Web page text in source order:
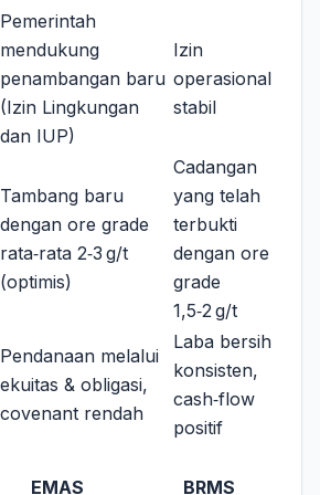
Pemerintah
mendukung
penambangan baru
(Izin Lingkungan
dan IUP)
Izin
operasional
stabil
Tambang baru
dengan ore grade
rata‑rata 2‑3 g/t
(optimis)
Cadangan
yang telah
terbukti
dengan ore
grade
1,5‑2 g/t
Pendanaan melalui
ekuitas & obligasi,
covenant rendah
Laba bersih
konsisten,
cash‑flow
positif
EMAS BRMS